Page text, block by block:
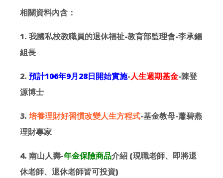
相關資料內含：
1. 我國私校教職員的退休福祉-教育部監理會-李承錫
組長
2. 預計106年9月28日開始實施-人生週期基金-陳登
源博士
3. 培養理財好習慣改變人生方程式-基金教母-蕭碧燕
理財專家
4. 南山人壽-年金保險商品介紹 (現職老師、即將退
休老師、退休老師皆可投資)